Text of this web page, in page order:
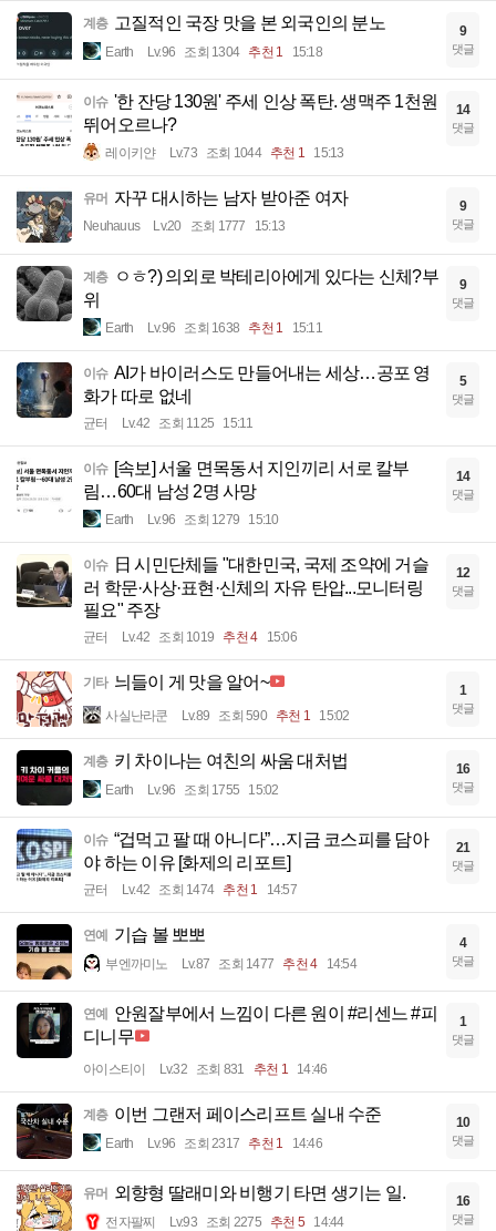
계층 고질적인 국장 맛을 본 외국인의 분노
Earth Lv.96 조회 1304 추천 1 15:18
9
댓글
이슈 '한 잔당 130원' 주세 인상 폭탄. 생맥주 1천원
뛰어오르나?
레이키얀 Lv.73 조회 1044 추천 1 15:13
14
댓글
유머 자꾸 대시하는 남자 받아준 여자
Neuhauus Lv.20 조회 1777 15:13
9
댓글
계층
ㅇㅎ?) 의외로 박테리아에게 있다는 신체?부
위
Earth Lv.96 조회 1638 추천 1 15:11
9
댓글
이슈 AI가 바이러스도 만들어내는 세상…공포 영
화가 따로 없네
균터 Lv.42 조회 1125 15:11
5
댓글
이슈 [속보] 서울 면목동서 지인끼리 서로 칼부
림…60대 남성 2명 사망
Earth Lv.96 조회 1279 15:10
14
댓글
이슈
日 시민단체들 "대한민국, 국제 조약에 거슬
러 학문·사상·표현·신체의 자유 탄압...모니터링
필요" 주장
균터 Lv.42 조회 1019 추천 4 15:06
12
댓글
기타 늬들이 게 맛을 알어~
사실난라쿤 Lv.89 조회 590 추천 1 15:02
1
댓글
계층 키 차이나는 여친의 싸움 대처법
Earth Lv.96 조회 1755 15:02
16
댓글
이슈 “겁먹고 팔 때 아니다”…지금 코스피를 담아
야 하는 이유 [화제의 리포트]
균터 Lv.42 조회 1474 추천 1 14:57
21
댓글
연예 기습 볼 뽀뽀
부엔까미노 Lv.87 조회 1477 추천 4 14:54
4
댓글
연예 안원잘부에서 느낌이 다른 원이 #리센느 #피
디니무
아이스티이 Lv.32 조회 831 추천 1 14:46
1
댓글
계층 이번 그랜저 페이스리프트 실내 수준
Earth Lv.96 조회 2317 추천 1 14:46
10
댓글
유머 외향형 딸래미와 비행기 타면 생기는 일.
전자팔찌 Lv.93 조회 2275 추천 5 14:44
16
댓글